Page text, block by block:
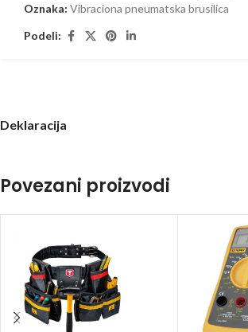
Oznaka: Vibraciona pneumatska brusilica
Podeli:
Deklaracija
Povezani proizvodi